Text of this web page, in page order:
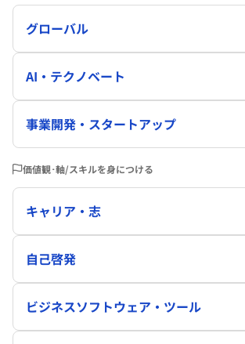
グローバル
AI・テクノベート
事業開発・スタートアップ
価値観･軸/スキルを身につける
キャリア・志
自己啓発
ビジネスソフトウェア・ツール